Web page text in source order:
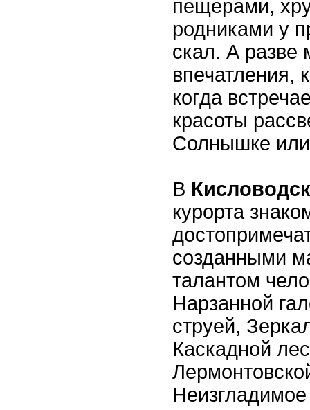
пещерами,
родниками у
скал. А разве
впечатления,
когда
красоты
Солнышке
В
курорта
созданными
талантом
Нарзанной
струей,
Каскадной